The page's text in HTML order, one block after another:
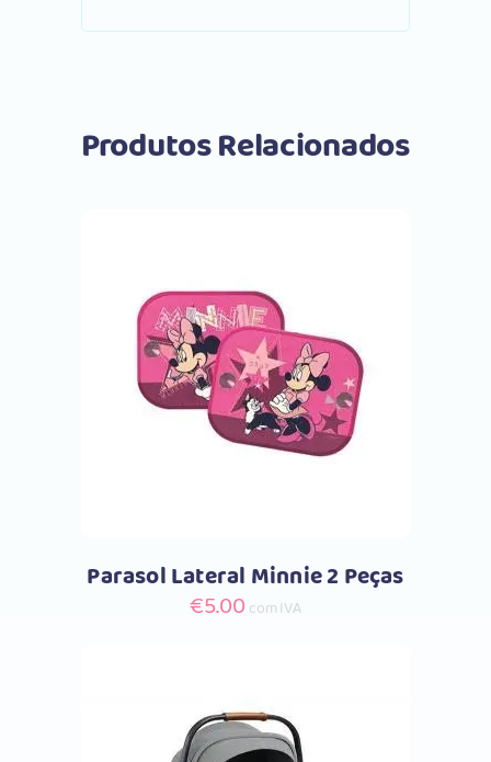
Produtos Relacionados
Comprar
Parasol Lateral Minnie 2 Peças
€5.00 com IVA